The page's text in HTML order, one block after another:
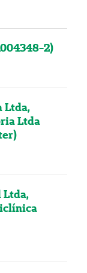
2)
Ltda,
Ltda
Ltda,